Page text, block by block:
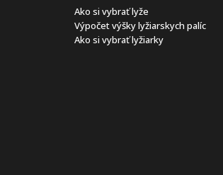
Ako si vybrať lyže
Výpočet výšky lyžiarskych palíc
Ako si vybrať lyžiarky